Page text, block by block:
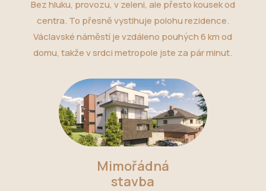
Bez hluku, provozu, v zeleni, ale přesto kousek od
centra. To přesně vystihuje polohu rezidence.
Václavské náměstí je vzdáleno pouhých 6 km od
domu, takže v srdci metropole jste za pár minut.
Mimořádná
stavba